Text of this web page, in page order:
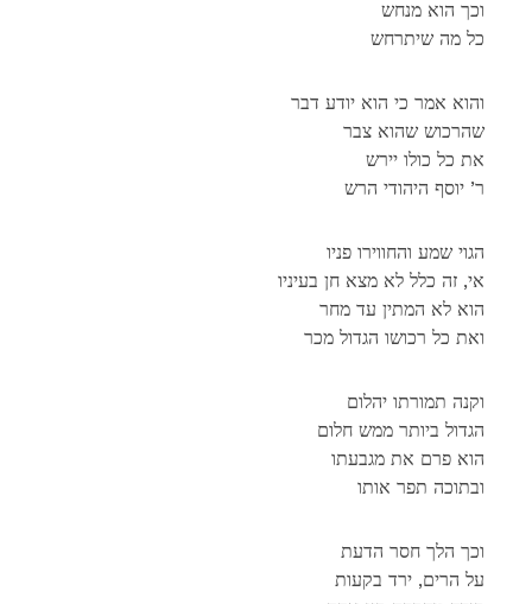
וכך הוא מנחש
כל מה שיתרחש
והוא אמר כי הוא יודע דבר
שהרכוש שהוא צבר
את כל כולו יירש
ר’ יוסף היהודי הרש
הגוי שמע והחווירו פניו
אי, זה כלל לא מצא חן בעיניו
הוא לא המתין עד מחר
ואת כל רכושו הגדול מכר
וקנה תמורתו יהלום
הגדול ביותר ממש חלום
הוא פרם את מגבעתו
ובתוכה תפר אותו
וכך הלך חסר הדעת
על הרים, ירד בקעות